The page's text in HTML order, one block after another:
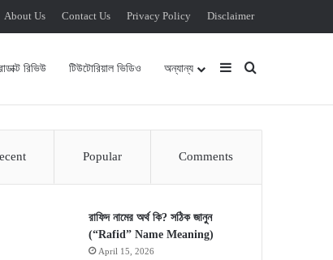
About Us Contact Us Privacy Policy Disclaimer
রিভিউ টিউটোরিয়াল ভিডিও অন্যান্য Sidebar
Popular Comments
রাফিদ নামের অর্থ কি? সঠিক জানুন
(“Rafid” Name Meaning)
April 15, 2026